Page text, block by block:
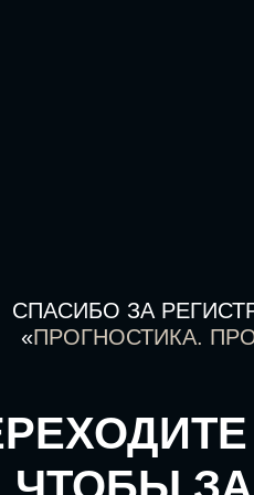
СПАСИБО ЗА
«ПРОГНОСТИКА.